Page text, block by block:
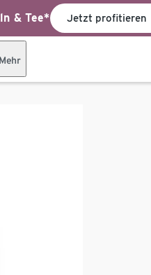
& Tee* Jetzt profitieren
Mehr